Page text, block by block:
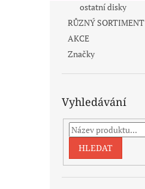
ostatní disky
RŮZNÝ SORTIMENT
AKCE
Značky
Vyhledávání
HLEDAT